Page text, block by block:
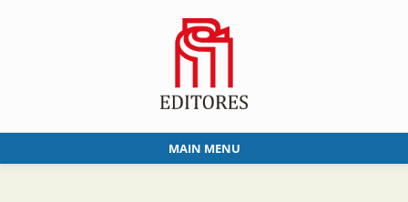
MAIN MENU